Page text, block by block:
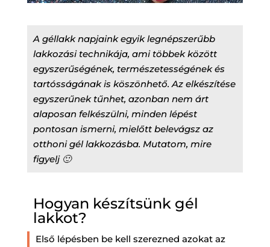
A géllakk napjaink egyik legnépszerűbb
lakkozási technikája, ami többek között
egyszerűségének, természetességének és
tartósságának is köszönhető. Az elkészítése
egyszerűnek tűnhet, azonban nem árt
alaposan felkészülni, minden lépést
pontosan ismerni, mielőtt belevágsz az
otthoni gél lakkozásba. Mutatom, mire
figyelj 🙂
Hogyan készítsünk gél
lakkot?
Első lépésben be kell szerezned azokat az